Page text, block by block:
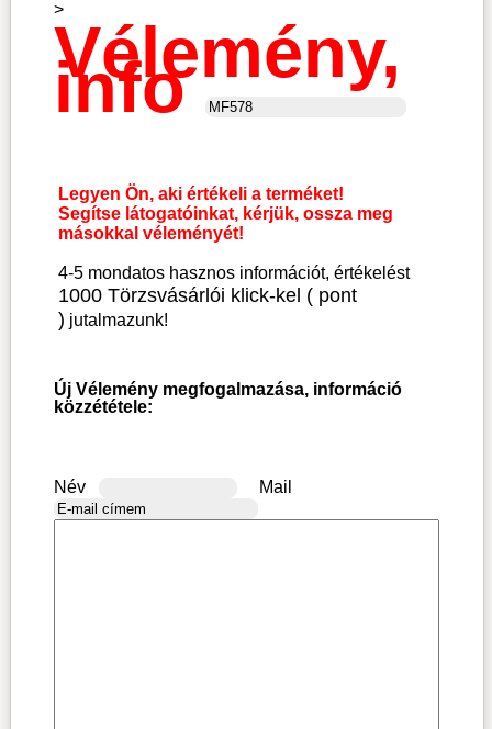
>
Vélemény,
info
Legyen Ön, aki értékeli a terméket!
Segítse látogatóinkat, kérjük, ossza meg
másokkal véleményét!
4-5 mondatos hasznos információt, értékelést
1000 Törzsvásárlói klick-kel ( pont
) jutalmazunk!
Új Vélemény megfogalmazása, információ
közzététele:
Név Mail